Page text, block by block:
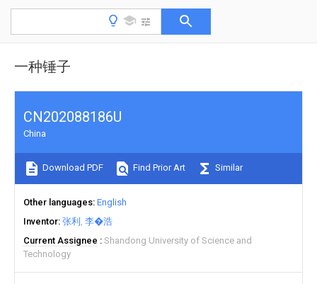
一种锤子
CN202088186U
China
Download PDF Find Prior Art Similar
Other languages English
Inventor 张利 李�浩
Current Assignee
Shandong University of Science and
Technology